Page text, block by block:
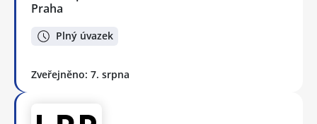
Praha
Plný úvazek
Zveřejněno: 7. srpna